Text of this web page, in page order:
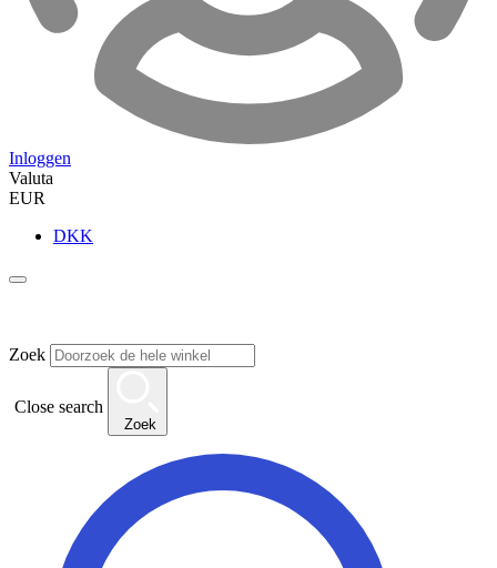
Inloggen
Valuta
EUR
DKK
Zoek
Close search
Zoek